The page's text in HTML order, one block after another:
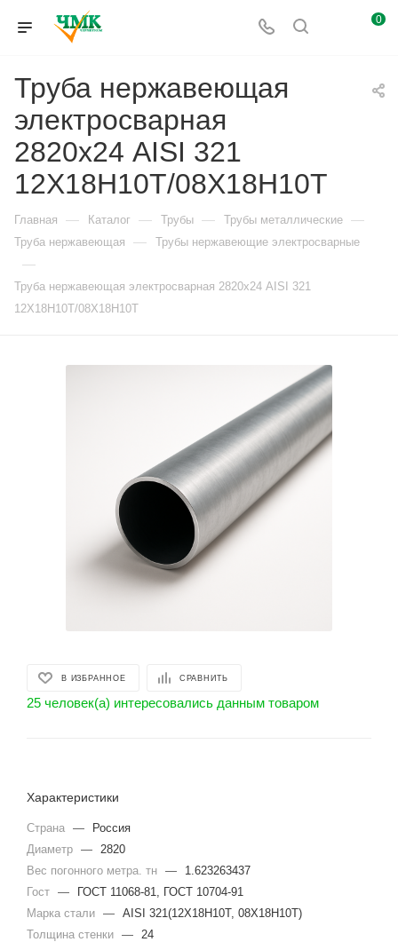
0
Труба нержавеющая
электросварная
2820х24 AISI 321
12Х18Н10Т/08Х18Н10Т
Главная — Каталог — Трубы — Трубы металлические —
Труба нержавеющая — Трубы нержавеющие электросварные
—
Труба нержавеющая электросварная 2820х24 AISI 321
12Х18Н10Т/08Х18Н10Т
В ИЗБРАННОЕ СРАВНИТЬ
25 человек(а) интересовались данным товаром
Характеристики
Страна —
Россия
Диаметр — 2820
Вес погонного метра. тн —
1.623263437
Гост —
ГОСТ 11068-81, ГОСТ 10704-91
Марка стали — AISI 321(12Х18Н10Т, 08Х18Н10Т)
Толщина стенки — 24